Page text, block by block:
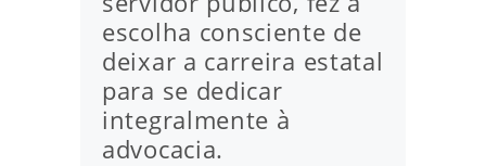
escolha consciente de
deixar a carreira estatal
para se dedicar
integralmente à
advocacia.